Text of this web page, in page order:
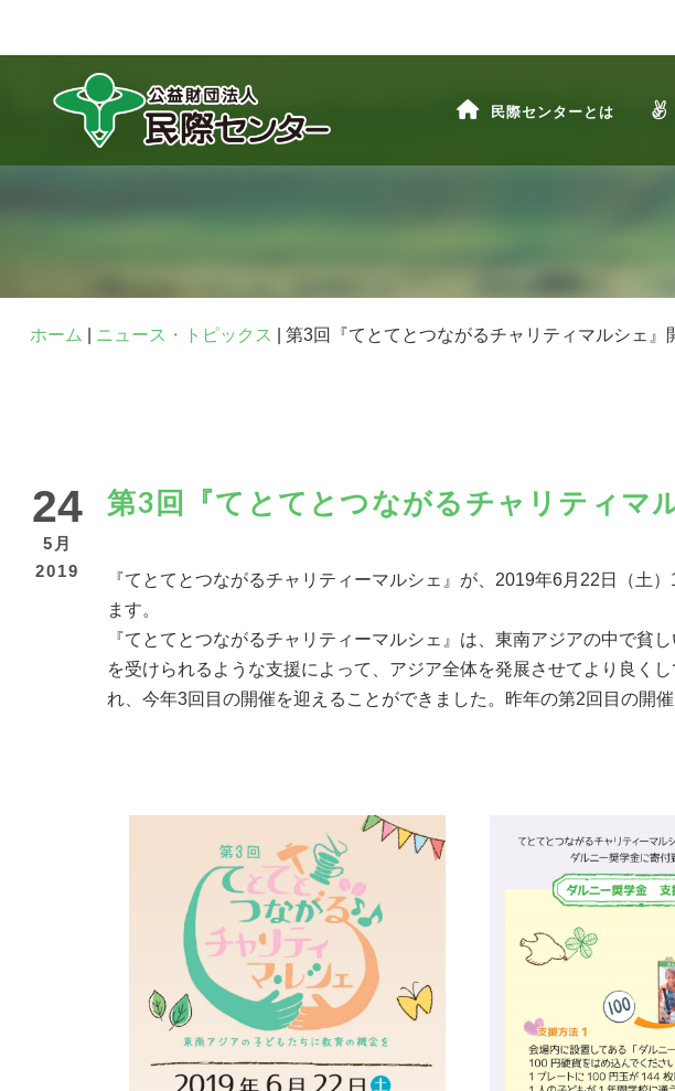
民際センターとは
ホーム ニュース・トピックス 第3回『てとてとつながるチャリティマルシェ』
24
5月
2019
第3回『てとてとつながるチャリティマ
『てとてとつながるチャリティーマルシェ』が、2019年6月22日（土
ます。
『てとてとつながるチャリティーマルシェ』は、東南アジアの中で
を受けられるような支援によって、アジア全体を発展させてより良く
れ、今年3回目の開催を迎えることができました。昨年の第2回目の開